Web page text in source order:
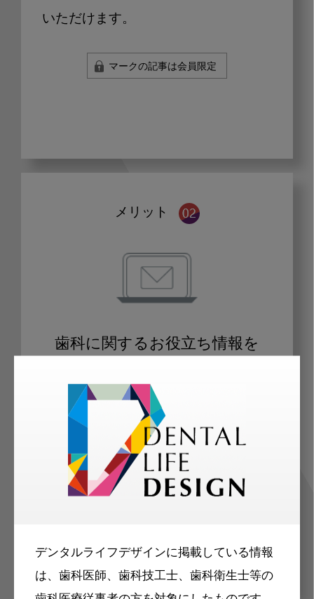
デンタルライフデザインに掲載している情報
は、歯科医師、歯科技工士、歯科衛生士等の
いただけます。
マークの記事は会員限定
メリット
歯科に関するお役立ち情報を
ご登録いただいた職種（歯科医師、歯
科衛生士、歯科技工士）に合わせた内
容のメールマガジンをお届けします。